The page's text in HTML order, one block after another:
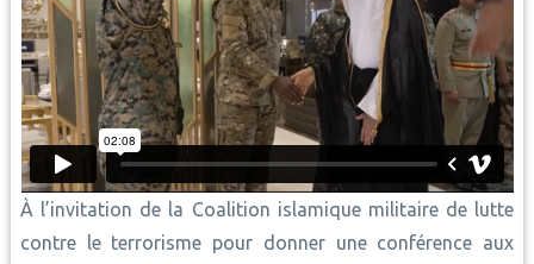
À l’invitation de la Coalition islamique militaire de lutte
contre le terrorisme pour donner une conférence aux